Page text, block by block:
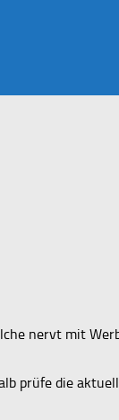
nervt mit
prüfe die